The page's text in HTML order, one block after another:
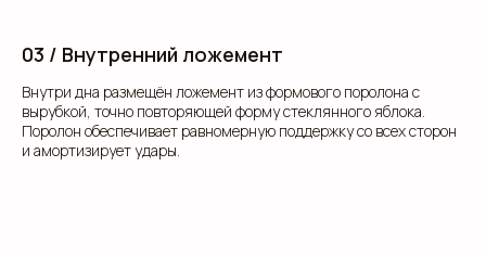
03 / Внутренний ложемент
Внутри дна размещён ложемент из формового поролона с
вырубкой, точно повторяющей форму стеклянного яблока.
Поролон обеспечивает равномерную поддержку со всех сторон
и амортизирует удары.
+7